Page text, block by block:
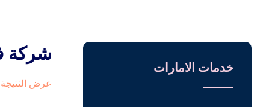
شركة
عرض النتيجة
خدمات الامارات